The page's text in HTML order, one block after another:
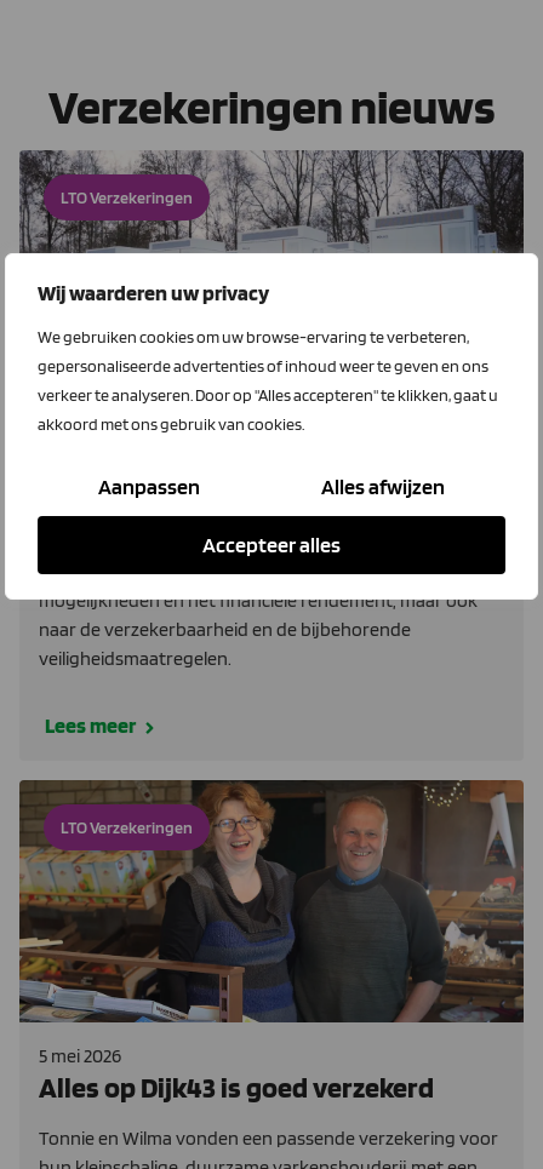
Wij waarderen uw privacy
We gebruiken cookies om uw browse-ervaring te verbeteren,
gepersonaliseerde advertenties of inhoud weer te geven en ons
verkeer te analyseren. Door op "Alles accepteren" te klikken, gaat u
akkoord met ons gebruik van cookies.
Aanpassen Alles afwijzen
Accepteer alles
Verzekeringen nieuws
LTO Verzekeringen
25 juni 2026
verzekeren van je EOS?
Overweeg je de aanschaf van een EOS? Dan is het
verstandig om niet alleen te kijken naar de technische
mogelijkheden en het financiële rendement, maar ook
naar de verzekerbaarheid en de bijbehorende
veiligheidsmaatregelen.
Lees meer
LTO Verzekeringen
5 mei 2026
Alles op Dijk43 is goed verzekerd
Tonnie en Wilma vonden een passende verzekering voor